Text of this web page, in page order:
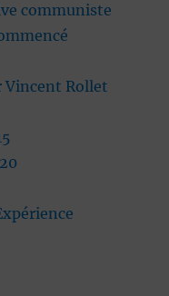
communiste
Vincent Rollet